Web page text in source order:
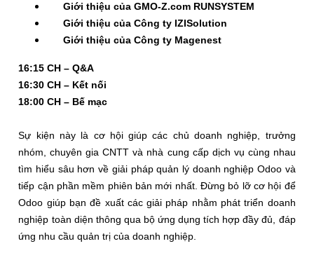
Giới thiệu của GMO-Z.com RUNSYSTEM
Giới thiệu của Công ty IZISolution
Giới thiệu của Công ty Magenest
16:15 CH – Q&A
16:30 CH – Kết nối
18:00 CH – Bế mạc
Sự kiện này là cơ hội giúp các chủ doanh nghiệp, trưởng
nhóm, chuyên gia CNTT và nhà cung cấp dịch vụ cùng nhau
tìm hiểu sâu hơn về giải pháp quản lý doanh nghiệp Odoo và
tiếp cận phần mềm phiên bản mới nhất. Đừng bỏ lỡ cơ hội để
Odoo giúp bạn đề xuất các giải pháp nhằm phát triển doanh
nghiệp toàn diện thông qua bộ ứng dụng tích hợp đầy đủ, đáp
ứng nhu cầu quản trị của doanh nghiệp.